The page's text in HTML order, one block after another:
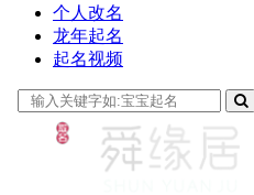
个人改名
龙年起名
起名视频